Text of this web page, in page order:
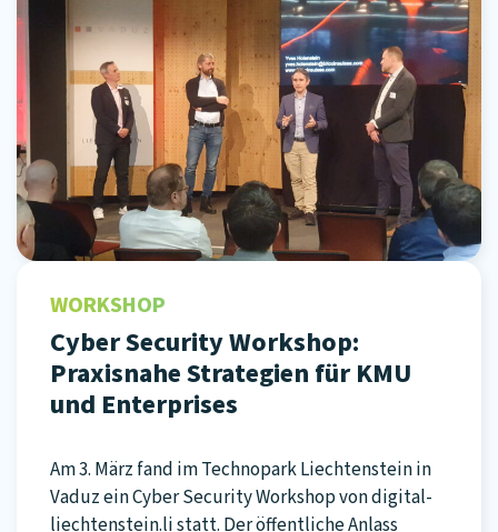
WORKSHOP
Cyber Security Workshop:
Praxisnahe Strategien für KMU
und Enterprises
Am 3. März fand im Technopark Liechtenstein in
Vaduz ein Cyber Security Workshop von digital-
liechtenstein.li statt. Der öffentliche Anlass